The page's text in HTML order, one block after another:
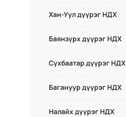
Хан-Уул дүүрэг НДХ
Баянзүрх дүүрэг НДХ
Сүхбаатар дүүрэг НДХ
Багануур дүүрэг НДХ
Налайх дүүрэг НДХ